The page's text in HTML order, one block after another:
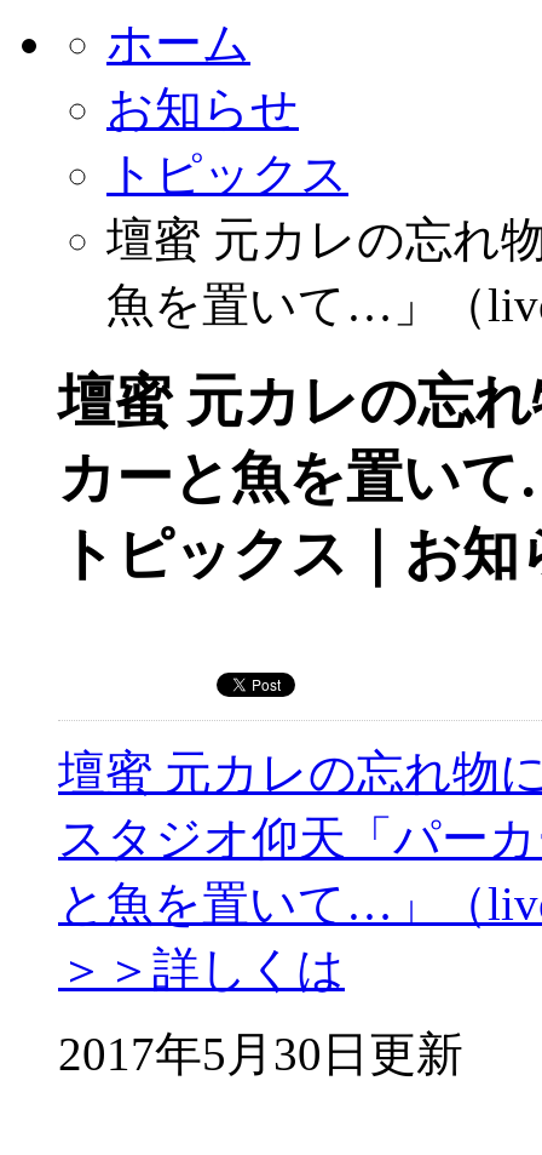
ホーム
お知らせ
トピックス
壇蜜 元カレの忘れ
魚を置いて…」（
壇蜜 元カレの忘
カーと魚を置い
トピックス｜お知
壇蜜 元カレの忘れ物
スタジオ仰天「パー
と魚を置いて…」（
＞＞詳しくは
2017年5月30日更新